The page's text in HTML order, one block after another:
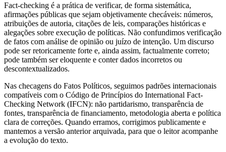
Fact-checking é a prática de verificar, de forma sistemática,
afirmações públicas que sejam objetivamente checáveis: números,
atribuições de autoria, citações de leis, comparações históricas e
alegações sobre execução de políticas. Não confundimos verificação
de fatos com análise de opinião ou juízo de intenção. Um discurso
pode ser retoricamente forte e, ainda assim, factualmente correto;
pode também ser eloquente e conter dados incorretos ou
descontextualizados.
Nas checagens do Fatos Políticos, seguimos padrões internacionais
compatíveis com o Código de Princípios do International Fact-
Checking Network (IFCN): não partidarismo, transparência de
fontes, transparência de financiamento, metodologia aberta e política
clara de correções. Quando erramos, corrigimos publicamente e
mantemos a versão anterior arquivada, para que o leitor acompanhe
a evolução do texto.